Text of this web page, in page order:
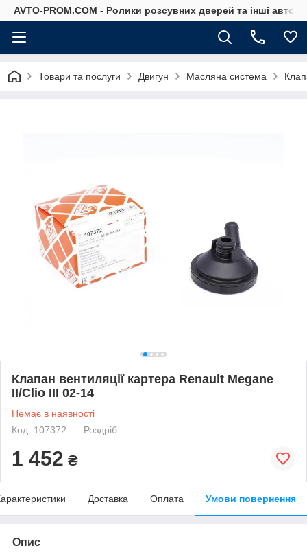
AVTO-PROM.COM - Ролики розсувних дверей та інші
Товари та послуги Двигун Масляна система
Клапан вентиляції картера Renault Megane
II/Clio III 02-14
Немає в наявності
Код: 107372
Роздріб
1 452 ₴
Доставка Оплата Умови повернення
Опис